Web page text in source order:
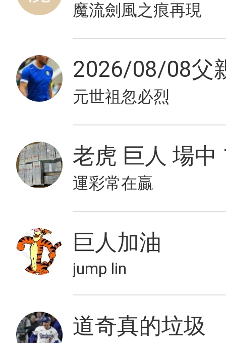
魔流劍風之痕再現
2026/08/08父
元世祖忽必烈
老虎 巨人 場中
運彩常在贏
巨人加油
jump lin
道奇真的垃圾